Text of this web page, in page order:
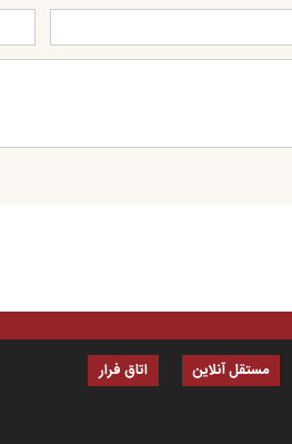
مستقل آنلاین اتاق فرار